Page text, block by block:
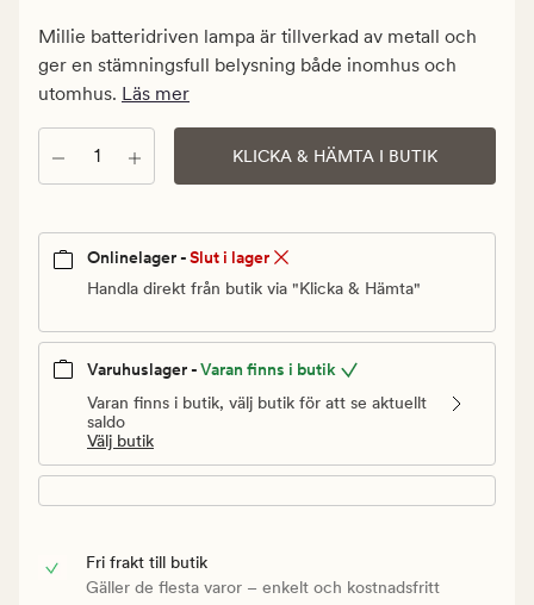
pris
kr
Millie batteridriven lampa är tillverkad av metall och
ger en stämningsfull belysning både inomhus och
utomhus. Läs mer
Antal KLICKA & HÄMTA I BUTIK
Onlinelager -Slut i lager
Handla direkt från butik via "Klicka & Hämta"
Varuhuslager -Varan finns i butik
Varan finns i butik, välj butik för att se aktuellt
saldo
Välj butik
Fri frakt till butik
Gäller de flesta varor – enkelt och kostnadsfritt